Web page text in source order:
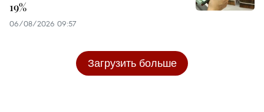
19%
06/08/2026 09:57
Загрузить больше